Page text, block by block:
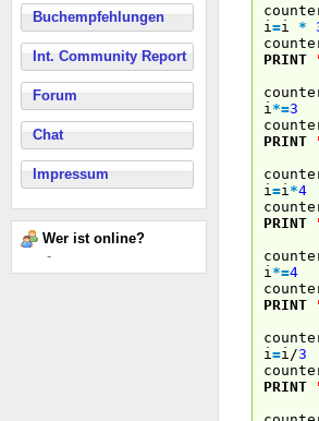
Buchempfehlungen
Int. Community Report
Forum
Chat
Impressum
Wer ist online?
-
i =i *
PRINT
i *=3
PRINT
i =i *4
PRINT
i *=4
PRINT
i =i/3
PRINT